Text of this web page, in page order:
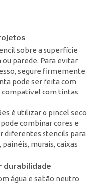
sobre a superfície
ou parede. Para evitar
segure firmemente
pode ser feita com
compatível com tintas
é utilizar o pincel seco
combinar cores e
diferentes stencils para
murais, caixas
durabilidade
água e sabão neutro